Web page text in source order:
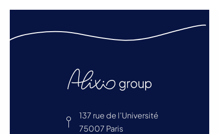
137 rue de l’Université
75007 Paris